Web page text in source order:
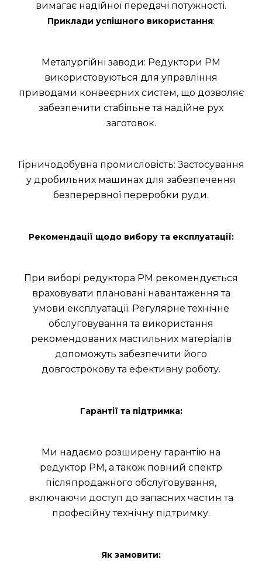
вимагає надійної передачі потужності.
Приклади успішного використання:
Металургійні заводи: Редуктори РМ
використовуються для управління
приводами конвеєрних систем, що дозволяє
забезпечити стабільне та надійне рух
заготовок.
Гірничодобувна промисловість: Застосування
у дробильних машинах для забезпечення
безперервної переробки руди.
Рекомендації щодо вибору та експлуатації:
При виборі редуктора РМ рекомендується
враховувати плановані навантаження та
умови експлуатації. Регулярне технічне
обслуговування та використання
рекомендованих мастильних матеріалів
допоможуть забезпечити його
довгострокову та ефективну роботу.
Гарантії та підтримка:
Ми надаємо розширену гарантію на
редуктор РМ, а також повний спектр
післяпродажного обслуговування,
включаючи доступ до запасних частин та
професійну технічну підтримку.
Як замовити: